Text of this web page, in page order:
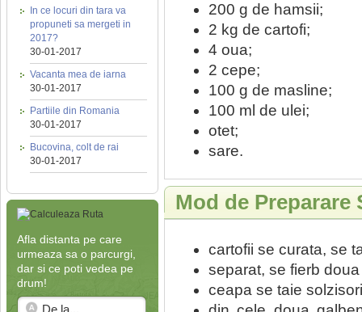
In ce locuri din tara va
propuneti sa mergeti in
2017?
30-01-2017
Vacanta mea de iarna
30-01-2017
Partiile din Romania
30-01-2017
Bucovina, colt de rai
30-01-2017
Afla distanta pe care
urmeaza sa o parcurgi,
dar si ce poti vedea pe
drum!
200 g de hamsii;
2 kg de cartofi;
4 oua;
2 cepe;
100 g de masline;
100 ml de ulei;
otet;
sare.
Mod de Preparare
cartofii se curata, se
separat, se fierb
ceapa se taie